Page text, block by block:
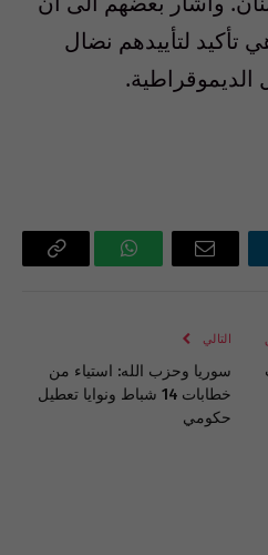
لتأييدهم نضال
الديموقراطية.
البريد
واتساب Copy
التالي
سوريا وحزب الله: استياء من
خطابات 14 شباط ونوايا تعطيل
حكومي